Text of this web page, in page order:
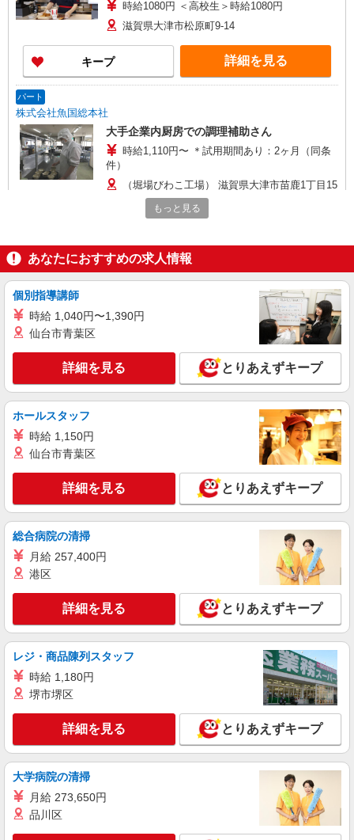
時給1080円 ＜高校生＞時給1080円
滋賀県大津市松原町9-14
キープ 詳細を見る
パート
株式会社魚国総本社
大手企業内厨房での調理補助さん
時給1,110円〜 ＊試用期間あり：2ヶ月（同条
件）
（堀場びわこ工場） 滋賀県大津市苗鹿1丁目15
株式会社塩梅
調理サポート（介護施設での盛付・配膳・洗浄
など）
時給1080円〜 ＋交通費全額支給（規定あり）
※経験・能力による ※調理補助業務、病院・福祉
施設経験者歓迎！
特別養護老人ホーム 松の浦湯治の郷 （滋賀
県大津市大物665番地の7）
キープ 詳細を見る
アルバイト パート
株式会社塩梅
調理サポート（病院での盛付・配膳・洗浄な
ど）
時給1080円〜 ＋交通費全額支給（規定あり）
※経験・能力による ※調理補助業務、病院・福祉
琵琶湖中央リハビリテーション病院 (滋賀県大
キープ 詳細を見る
株式会社塩梅
調理サポート（介護施設での盛付・配膳・洗浄
時給1080円〜 ＋交通費全額支給（規定あり）
※経験・能力による ※調理補助業務、病院・福祉
施設経験者歓迎！ 【月収例】 週2日（1日4h）勤
務の場合 時給1,080円 ×4h × 月8日 = 月収 約
1,080円 × 5.5h × 月16日 = 月収 約95,040円
特別養護老人ホーム 榛原（はりはら）の里
(滋賀県大津市真野普門3-1120)
キープ 詳細を見る
アルバイト パート
もっと見る
あなたにおすすめの求人情報
個別指導講師
時給 1,040円〜1,390円
仙台市青葉区
詳細を見る とりあえずキープ
ホールスタッフ
時給 1,150円
仙台市青葉区
詳細を見る とりあえずキープ
総合病院の清掃
月給 257,400円
港区
詳細を見る とりあえずキープ
レジ・商品陳列スタッフ
時給 1,180円
堺市堺区
詳細を見る とりあえずキープ
大学病院の清掃
月給 273,650円
品川区